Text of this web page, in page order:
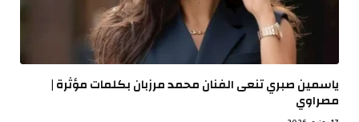
ياسمين صبري تنعى الفنان محمد مرزبان بكلمات مؤثرة |
مصراوي